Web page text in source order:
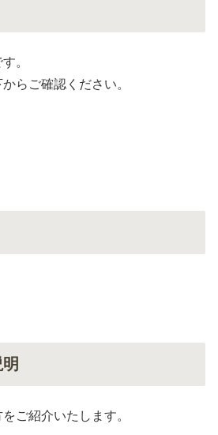
。
らご確認ください。
ご紹介いたします。